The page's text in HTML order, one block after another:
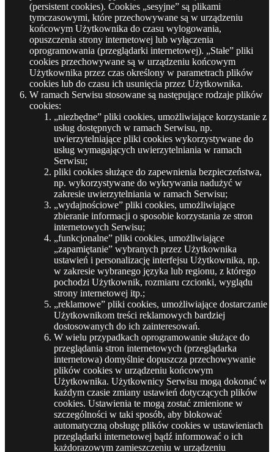
(persistent cookies). Cookies „sesyjne” są plikami
tymczasowymi, które przechowywane są w urządzeniu
końcowym Użytkownika do czasu wylogowania,
opuszczenia strony internetowej lub wyłączenia
oprogramowania (przeglądarki internetowej). „Stałe” pliki
cookies przechowywane są w urządzeniu końcowym
Użytkownika przez czas określony w parametrach plików
cookies lub do czasu ich usunięcia przez Użytkownika.
W ramach Serwisu stosowane są następujące rodzaje plików
cookies:
„niezbędne” pliki cookies, umożliwiające korzystanie z
usług dostępnych w ramach Serwisu, np.
uwierzytelniające pliki cookies wykorzystywane do
usług wymagających uwierzytelniania w ramach
Serwisu;
pliki cookies służące do zapewnienia bezpieczeństwa,
np. wykorzystywane do wykrywania nadużyć w
zakresie uwierzytelniania w ramach Serwisu;
„wydajnościowe” pliki cookies, umożliwiające
zbieranie informacji o sposobie korzystania ze stron
internetowych Serwisu;
„funkcjonalne” pliki cookies, umożliwiające
„zapamiętanie” wybranych przez Użytkownika
ustawień i personalizację interfejsu Użytkownika, np.
w zakresie wybranego języka lub regionu, z którego
pochodzi Użytkownik, rozmiaru czcionki, wyglądu
strony internetowej itp.;
„reklamowe” pliki cookies, umożliwiające dostarczanie
Użytkownikom treści reklamowych bardziej
dostosowanych do ich zainteresowań.
W wielu przypadkach oprogramowanie służące do
przeglądania stron internetowych (przeglądarka
internetowa) domyślnie dopuszcza przechowywanie
plików cookies w urządzeniu końcowym
Użytkownika. Użytkownicy Serwisu mogą dokonać w
każdym czasie zmiany ustawień dotyczących plików
cookies. Ustawienia te mogą zostać zmienione w
szczególności w taki sposób, aby blokować
automatyczną obsługę plików cookies w ustawieniach
przeglądarki internetowej bądź informować o ich
każdorazowym zamieszczeniu w urządzeniu